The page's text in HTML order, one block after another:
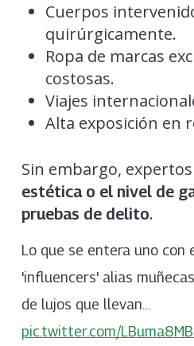
Cuerpos
quirúrgicamente.
Ropa de marcas
costosas.
Viajes
Alta exposición en
Sin embargo,
estética o el nivel de
pruebas de delito.
Lo que se entera uno con
'influencers' alias
de lujos que llevan…
pic.twitter.com/